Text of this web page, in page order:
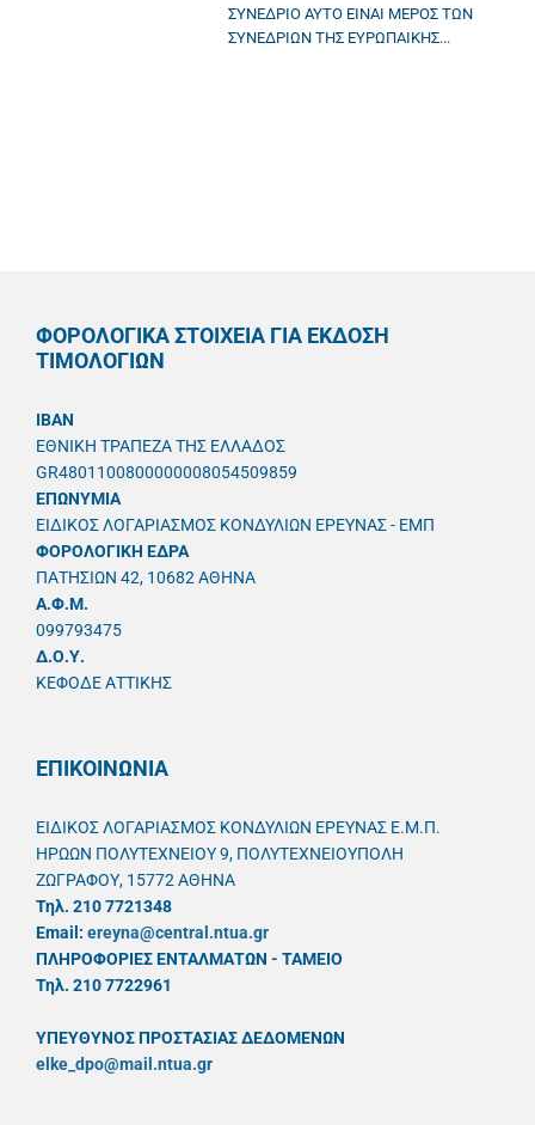
ΣΥΝΕΔΡΙΟ ΑΥΤΟ ΕΙΝΑΙ ΜΕΡΟΣ ΤΩΝ
ΣΥΝΕΔΡΙΩΝ ΤΗΣ ΕΥΡΩΠΑΙΚΗΣ...
ΦΟΡΟΛΟΓΙΚΑ ΣΤΟΙΧΕΙΑ ΓΙΑ ΕΚΔΟΣΗ
ΤΙΜΟΛΟΓΙΩΝ
IBAN
ΕΘΝΙΚΗ ΤΡΑΠΕΖΑ ΤΗΣ ΕΛΛΑΔΟΣ
GR4801100800000008054509859
ΕΠΩΝΥΜΙΑ
ΕΙΔΙΚΟΣ ΛΟΓΑΡΙΑΣΜΟΣ ΚΟΝΔΥΛΙΩΝ ΕΡΕΥΝΑΣ - ΕΜΠ
ΦΟΡΟΛΟΓΙΚΗ ΕΔΡΑ
ΠΑΤΗΣΙΩΝ 42, 10682 ΑΘΗΝΑ
A.Φ.Μ.
099793475
Δ.Ο.Υ.
ΚΕΦΟΔΕ ΑΤΤΙΚΗΣ
ΕΠΙΚΟΙΝΩΝΙΑ
ΕΙΔΙΚΟΣ ΛΟΓΑΡΙΑΣΜΟΣ ΚΟΝΔΥΛΙΩΝ ΕΡΕΥΝΑΣ Ε.Μ.Π.
ΗΡΩΩΝ ΠΟΛΥΤΕΧΝΕΙΟΥ 9, ΠΟΛΥΤΕΧΝΕΙΟΥΠΟΛΗ
ΖΩΓΡΑΦΟΥ, 15772 ΑΘΗΝΑ
Τηλ. 210 7721348
Email: ereyna@central.ntua.gr
ΠΛΗΡΟΦΟΡΙΕΣ ΕΝΤΑΛΜΑΤΩΝ - ΤΑΜΕΙΟ
Τηλ. 210 7722961
ΥΠΕΥΘYΝΟΣ ΠΡΟΣΤΑΣΙΑΣ ΔΕΔΟΜΕΝΩΝ
elke_dpo@mail.ntua.gr